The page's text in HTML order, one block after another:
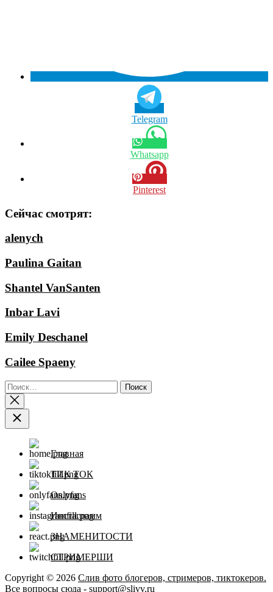
Telegram
Whatsapp
Pinterest
Сейчас смотрят:
alenych
Paulina Gaitan
Shantel VanSanten
Inbar Lavi
Emily Deschanel
Cailee Spaeny
Найти:
Главная
ТИК ТОК
Onlyfans
Инстаграмм
ЗНАМЕНИТОСТИ
СТРИМЕРШИ
Copyright © 2026 Слив фото блогеров, стримеров, тиктокеров.
Все вопросы сюда - support@slivv.ru